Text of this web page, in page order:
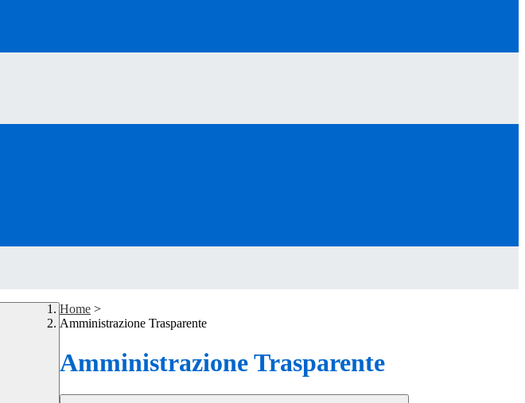
Home >
Amministrazione Trasparente
Amministrazione Trasparente